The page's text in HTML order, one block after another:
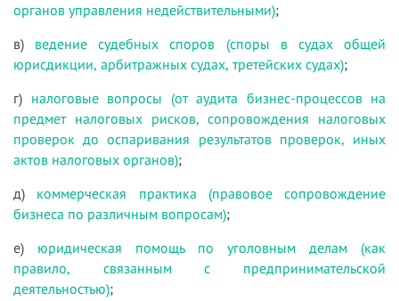
органов управления недействительными);
в) ведение судебных споров (споры в судах общей
юрисдикции, арбитражных судах, третейских судах);
г) налоговые вопросы (от аудита бизнес-процессов на
предмет налоговых рисков, сопровождения налоговых
проверок до оспаривания результатов проверок, иных
актов налоговых органов);
д) коммерческая практика (правовое сопровождение
бизнеса по различным вопросам);
е) юридическая помощь по уголовным делам (как
правило, связанным с предпринимательской
деятельностью);